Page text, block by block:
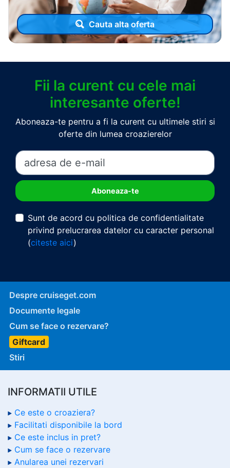
Cauta alta oferta
Fii la curent cu cele mai
interesante oferte!
Aboneaza-te pentru a fi la curent cu ultimele stiri si
oferte din lumea croazierelor
Sunt de acord cu politica de confidentialitate
privind prelucrarea datelor cu caracter personal
(citeste aici)
Despre cruiseget.com
Documente legale
Cum se face o rezervare?
Giftcard
Stiri
INFORMATII UTILE
Ce este o croaziera?
Facilitati disponibile la bord
Ce este inclus in pret?
Cum se face o rezervare
Anularea unei rezervari